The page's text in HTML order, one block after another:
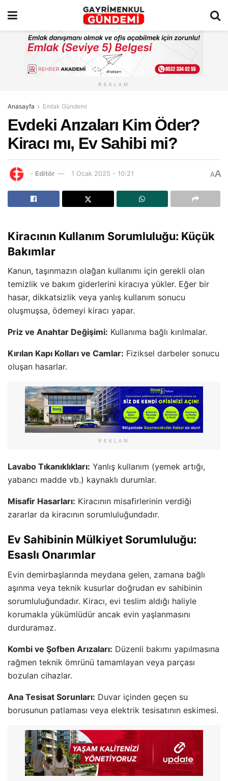
REKLAM
Anasayfa Emlak Gündemi
Evdeki Arızaları Kim Öder?
Kiracı mı, Ev Sahibi mi?
- Editör 1 Ocak 2025 - 10:21 AA
Kiracının Kullanım Sorumluluğu: Küçük
Bakımlar
Kanun, taşınmazın olağan kullanımı için gerekli olan
temizlik ve bakım giderlerini kiracıya yükler. Eğer bir
hasar, dikkatsizlik veya yanlış kullanım sonucu
oluşmuşsa, ödemeyi kiracı yapar.
Priz ve Anahtar Değişimi: Kullanıma bağlı kırılmalar.
Kırılan Kapı Kolları ve Camlar: Fiziksel darbeler sonucu
oluşan hasarlar.
REKLAM
Lavabo Tıkanıklıkları: Yanlış kullanım (yemek artığı,
yabancı madde vb.) kaynaklı durumlar.
Misafir Hasarları: Kiracının misafirlerinin verdiği
zararlar da kiracının sorumluluğundadır.
Ev Sahibinin Mülkiyet Sorumluluğu:
Esaslı Onarımlar
Evin demirbaşlarında meydana gelen, zamana bağlı
aşınma veya teknik kusurlar doğrudan ev sahibinin
sorumluluğundadır. Kiracı, evi teslim aldığı haliyle
korumakla yükümlüdür ancak evin yaşlanmasını
durduramaz.
Kombi ve Şofben Arızaları: Düzenli bakımı yapılmasına
rağmen teknik ömrünü tamamlayan veya parçası
bozulan cihazlar.
Ana Tesisat Sorunları: Duvar içinden geçen su
borusunun patlaması veya elektrik tesisatının eskimesi.